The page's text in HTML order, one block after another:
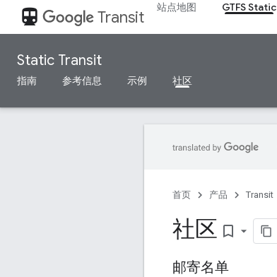
directions_transit Transit
站点地图 GTFS Static
Static Transit
指南 参考信息 示例 社区
首页 产品 Transit
社区 bookmark_border
邮寄名单